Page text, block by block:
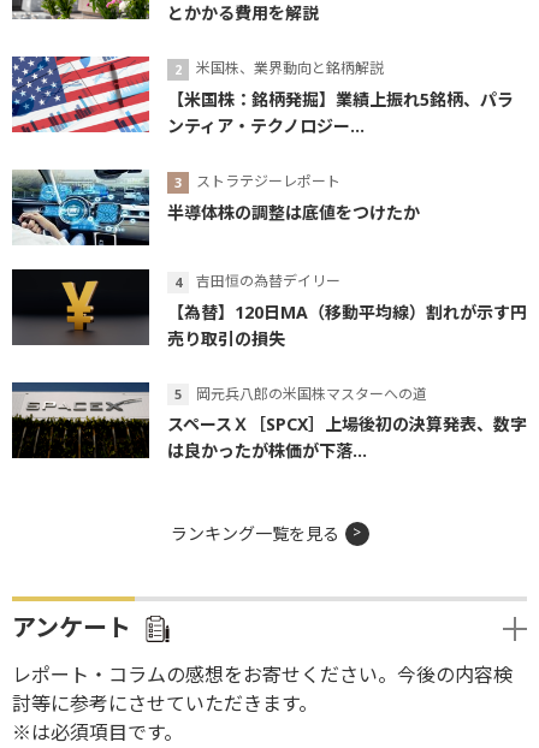
とかかる費用を解説
米国株、業界動向と銘柄解説
【米国株：銘柄発掘】業績上振れ5銘柄、パラ
ンティア・テクノロジー...
ストラテジーレポート
半導体株の調整は底値をつけたか
吉田恒の為替デイリー
【為替】120日MA（移動平均線）割れが示す円
売り取引の損失
岡元兵八郎の米国株マスターへの道
スペースＸ［SPCX］上場後初の決算発表、数字
は良かったが株価が下落...
ランキング一覧を見る
アンケート
レポート・コラムの感想をお寄せください。今後の内容検
討等に参考にさせていただきます。
※は必須項目です。